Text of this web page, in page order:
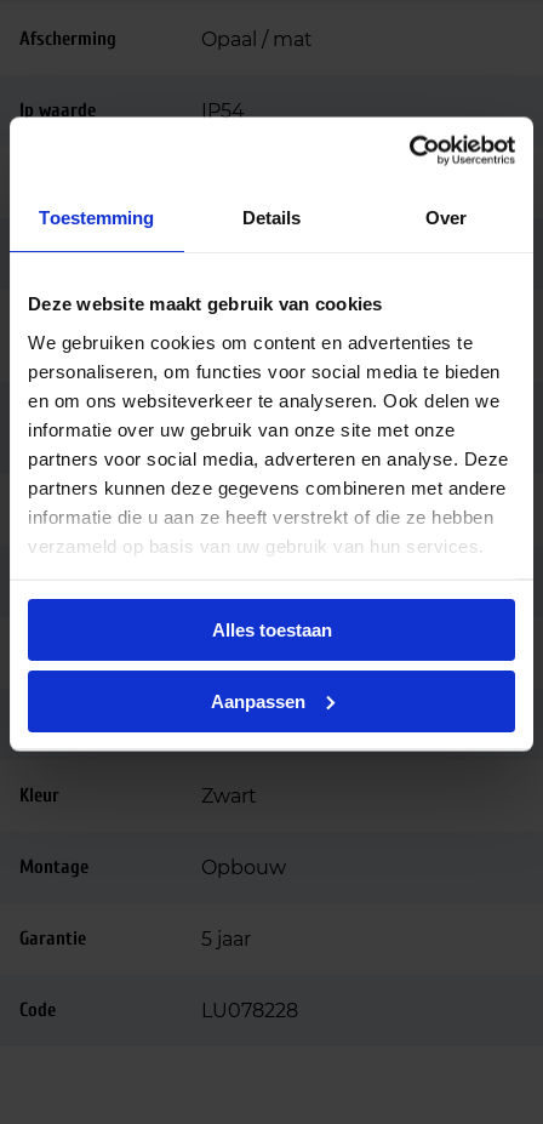
Toestemming Details Over
Deze website maakt gebruik van cookies
We gebruiken cookies om content en advertenties te
personaliseren, om functies voor social media te bieden
en om ons websiteverkeer te analyseren. Ook delen we
informatie over uw gebruik van onze site met onze
partners voor social media, adverteren en analyse. Deze
partners kunnen deze gegevens combineren met andere
informatie die u aan ze heeft verstrekt of die ze hebben
verzameld op basis van uw gebruik van hun services.
Alles toestaan
Aanpassen
Afscherming Opaal / mat
Ip waarde IP54
Kantelbaar
(v)
200-240
(SDCM)
3 SDCM
Powerfactor >0.9
Diameter (mm)
Behuizing
Kleur Zwart
Montage Opbouw
Garantie 5 jaar
Code LU078228